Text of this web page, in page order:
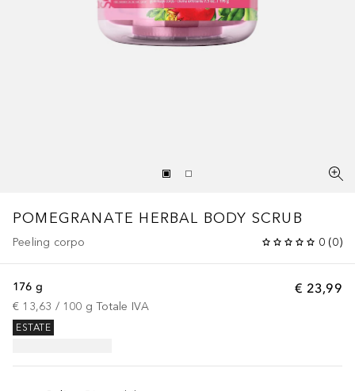
POMEGRANATE HERBAL BODY SCRUB
Peeling corpo 0 (0)
€ 23,99
176 g
€ 13,63 / 100 g Totale IVA
ESTATE